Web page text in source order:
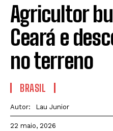
Agricultor
Ceará e
no terreno
BRASIL
Autor: Lau Junior
22 maio, 2026